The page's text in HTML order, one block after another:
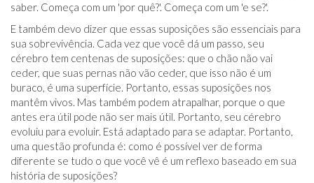
saber. Começa com um 'por quê?'. Começa com um 'e se?'.
E também devo dizer que essas suposições são essenciais para
sua sobrevivência. Cada vez que você dá um passo, seu
cérebro tem centenas de suposições: que o chão não vai
ceder, que suas pernas não vão ceder, que isso não é um
buraco, é uma superfície. Portanto, essas suposições nos
mantêm vivos. Mas também podem atrapalhar, porque o que
antes era útil pode não ser mais útil. Portanto, seu cérebro
evoluiu para evoluir. Está adaptado para se adaptar. Portanto,
uma questão profunda é: como é possível ver de forma
diferente se tudo o que você vê é um reflexo baseado em sua
história de suposições?